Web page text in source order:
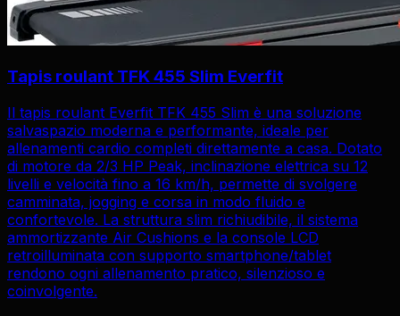
Tapis roulant TFK 455 Slim Everfit
Il tapis roulant Everfit TFK 455 Slim è una soluzione
salvaspazio moderna e performante, ideale per
allenamenti cardio completi direttamente a casa. Dotato
di motore da 2/3 HP Peak, inclinazione elettrica su 12
livelli e velocità fino a 16 km/h, permette di svolgere
camminata, jogging e corsa in modo fluido e
confortevole. La struttura slim richiudibile, il sistema
ammortizzante Air Cushions e la console LCD
retroilluminata con supporto smartphone/tablet
rendono ogni allenamento pratico, silenzioso e
coinvolgente.